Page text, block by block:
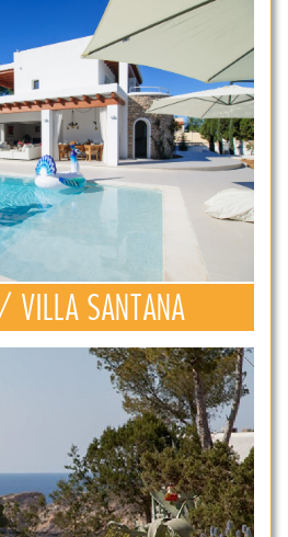
VILLA SANTANA